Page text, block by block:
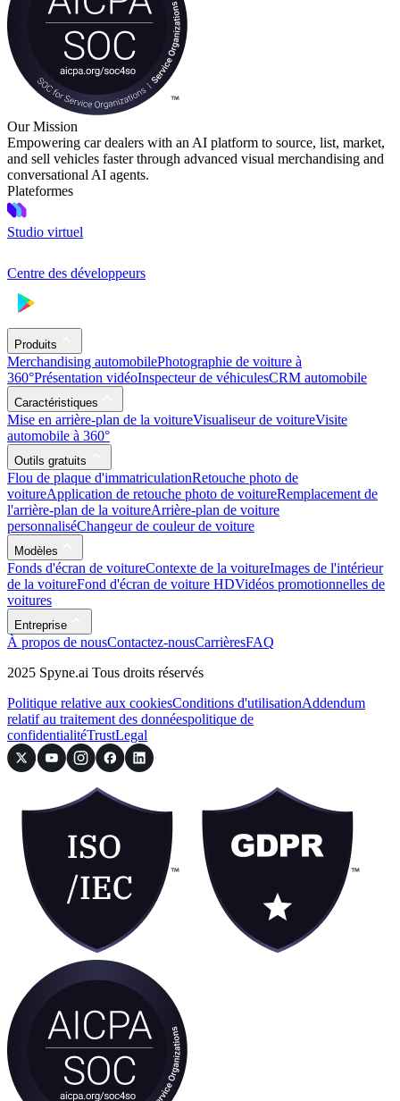
Our Mission
Empowering car dealers with an AI platform to source, list, market,
and sell vehicles faster through advanced visual merchandising and
conversational AI agents.
Plateformes
Studio virtuel
Centre des développeurs
Produits
Merchandising automobilePhotographie de voiture à
360°Présentation vidéoInspecteur de véhiculesCRM automobile
Caractéristiques
Mise en arrière-plan de la voitureVisualiseur de voitureVisite
automobile à 360°
Outils gratuits
Flou de plaque d'immatriculationRetouche photo de
voitureApplication de retouche photo de voitureRemplacement de
l'arrière-plan de la voitureArrière-plan de voiture
personnaliséChangeur de couleur de voiture
Modèles
Fonds d'écran de voitureContexte de la voitureImages de l'intérieur
de la voitureFond d'écran de voiture HDVidéos promotionnelles de
voitures
Entreprise
À propos de nousContactez-nousCarrièresFAQ
2025 Spyne.ai Tous droits réservés
Politique relative aux cookiesConditions d'utilisationAddendum
relatif au traitement des donnéespolitique de
confidentialitéTrustLegal